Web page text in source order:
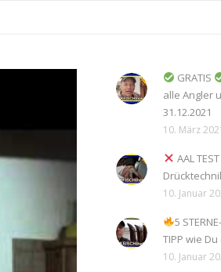
GRATIS
alle Angler
31.12.2021
10. März
AAL TEST
10. Januar
5
TIPP wie
10. Januar